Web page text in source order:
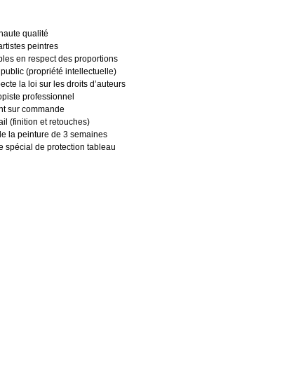
qualité
peintres
en respect des proportions
(propriété intellectuelle)
la loi sur les droits d’auteurs
professionnel
sur commande
(finition et retouches)
la peinture de 3 semaines
spécial de protection tableau